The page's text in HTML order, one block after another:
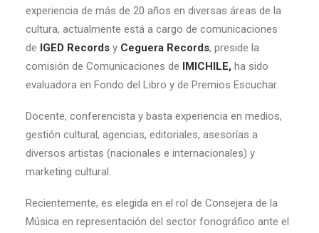
experiencia de más de 20 años en diversas áreas de la
cultura, actualmente está a cargo de comunicaciones
de IGED Records y Ceguera Records, preside la
comisión de Comunicaciones de IMICHILE, ha sido
evaluadora en Fondo del Libro y de Premios Escuchar.
Docente, conferencista y basta experiencia en medios,
gestión cultural, agencias, editoriales, asesorías a
diversos artistas (nacionales e internacionales) y
marketing cultural.
Recientemente, es elegida en el rol de Consejera de la
Música en representación del sector fonográfico ante el